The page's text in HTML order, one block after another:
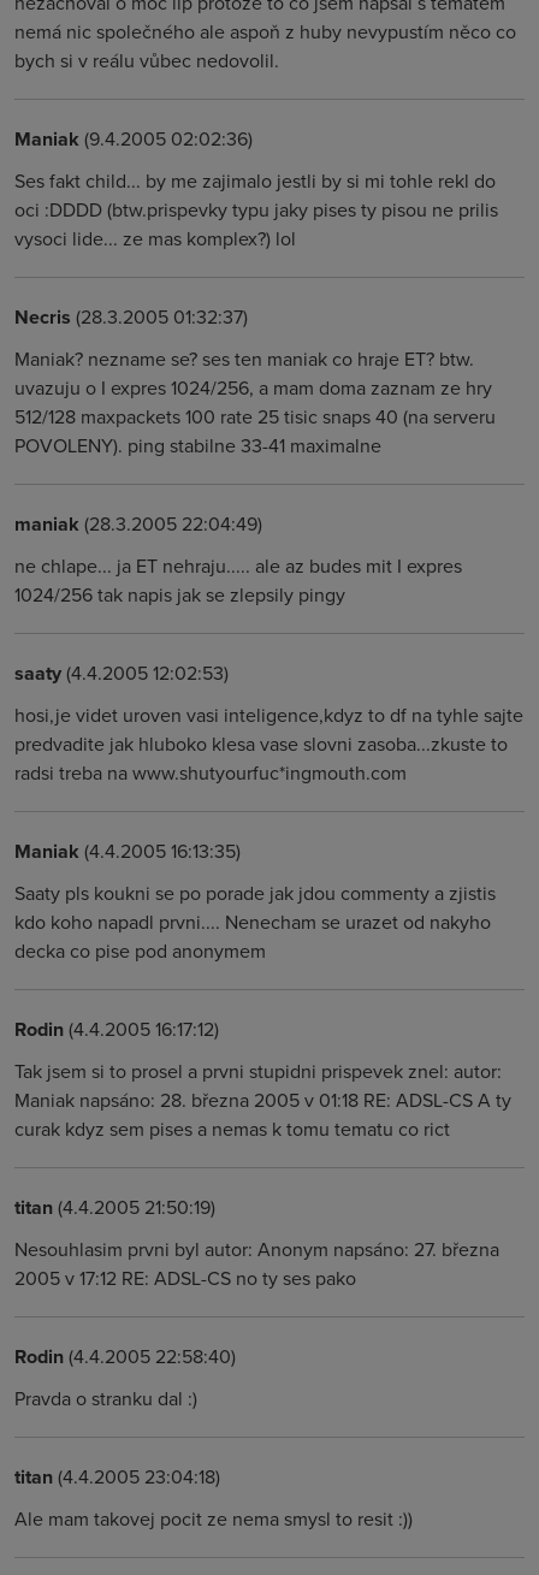
nemá nic společného ale aspoň z huby nevypustím něco co
bych si v reálu vůbec nedovolil.
Maniak (9.4.2005 02:02:36)
Ses fakt child... by me zajimalo jestli by si mi tohle rekl do
oci :DDDD (btw.prispevky typu jaky pises ty pisou ne prilis
vysoci lide... ze mas komplex?) lol
Necris (28.3.2005 01:32:37)
Maniak? nezname se? ses ten maniak co hraje ET? btw.
uvazuju o I expres 1024/256, a mam doma zaznam ze hry
512/128 maxpackets 100 rate 25 tisic snaps 40 (na serveru
POVOLENY). ping stabilne 33-41 maximalne
maniak (28.3.2005 22:04:49)
ne chlape... ja ET nehraju..... ale az budes mit I expres
1024/256 tak napis jak se zlepsily pingy
saaty(4.4.2005 12:02:53)
hosi,je videt uroven vasi inteligence,kdyz to df na tyhle sajte
predvadite jak hluboko klesa vase slovni zasoba...zkuste to
radsi treba na www.shutyourfuc*ingmouth.com
Maniak (4.4.2005 16:13:35)
Saaty pls koukni se po porade jak jdou commenty a zjistis
kdo koho napadl prvni.... Nenecham se urazet od nakyho
decka co pise pod anonymem
Rodin(4.4.2005 16:17:12)
Tak jsem si to prosel a prvni stupidni prispevek znel: autor:
Maniak napsáno: 28. března 2005 v 01:18 RE: ADSL-CS A ty
curak kdyz sem pises a nemas k tomu tematu co rict
titan(4.4.2005 21:50:19)
Nesouhlasim prvni byl autor: Anonym napsáno: 27. března
2005 v 17:12 RE: ADSL-CS no ty ses pako
Rodin(4.4.2005 22:58:40)
Pravda o stranku dal :)
titan(4.4.2005 23:04:18)
Ale mam takovej pocit ze nema smysl to resit :))